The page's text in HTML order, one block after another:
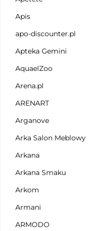
Apis
apo-discounter.pl
Apteka Gemini
AquaelZoo
Arena.pl
ARENART
Arganove
Arka Salon Meblowy
Arkana
Arkana Smaku
Arkom
Armani
ARMODO